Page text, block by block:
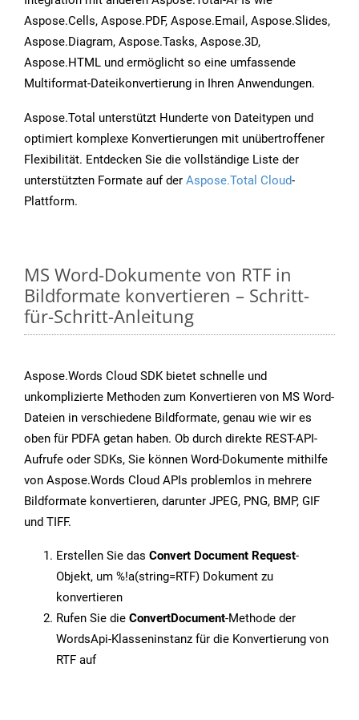
Aspose.Cells, Aspose.PDF, Aspose.Email, Aspose.Slides,
Aspose.Diagram, Aspose.Tasks, Aspose.3D,
Aspose.HTML und ermöglicht so eine umfassende
Multiformat-Dateikonvertierung in Ihren Anwendungen.
Aspose.Total unterstützt Hunderte von Dateitypen und
optimiert komplexe Konvertierungen mit unübertroffener
Flexibilität. Entdecken Sie die vollständige Liste der
unterstützten Formate auf der Aspose.Total Cloud-
Plattform.
MS Word-Dokumente von RTF in
Bildformate konvertieren – Schritt-
für-Schritt-Anleitung
Aspose.Words Cloud SDK bietet schnelle und
unkomplizierte Methoden zum Konvertieren von MS Word-
Dateien in verschiedene Bildformate, genau wie wir es
oben für PDFA getan haben. Ob durch direkte REST-API-
Aufrufe oder SDKs, Sie können Word-Dokumente mithilfe
von Aspose.Words Cloud APIs problemlos in mehrere
Bildformate konvertieren, darunter JPEG, PNG, BMP, GIF
und TIFF.
Erstellen Sie das Convert Document Request-
Objekt, um %!a(string=RTF) Dokument zu
konvertieren
Rufen Sie die ConvertDocument-Methode der
WordsApi-Klasseninstanz für die Konvertierung von
RTF auf